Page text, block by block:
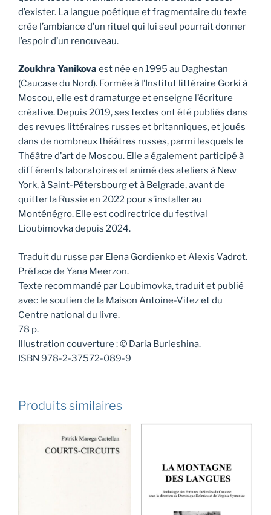
d’exister. La langue poétique et fragmentaire du texte
crée l’ambiance d’un rituel qui lui seul pourrait donner
l’espoir d’un renouveau.
Zoukhra Yanikova est née en 1995 au Daghestan
(Caucase du Nord). Formée à l’Institut littéraire Gorki à
Moscou, elle est dramaturge et enseigne l’écriture
créative. Depuis 2019, ses textes ont été publiés dans
des revues littéraires russes et britanniques, et joués
dans de nombreux théâtres russes, parmi lesquels le
Théâtre d’art de Moscou. Elle a également participé à
diff érents laboratoires et animé des ateliers à New
York, à Saint-Pétersbourg et à Belgrade, avant de
quitter la Russie en 2022 pour s’installer au
Monténégro. Elle est codirectrice du festival
Lioubimovka depuis 2024.
Traduit du russe par Elena Gordienko et Alexis Vadrot.
Préface de Yana Meerzon.
Texte recommandé par Loubimovka, traduit et publié
avec le soutien de la Maison Antoine-Vitez et du
Centre national du livre.
78 p.
Illustration couverture : © Daria Burleshina.
ISBN 978-2-37572-089-9
Produits similaires